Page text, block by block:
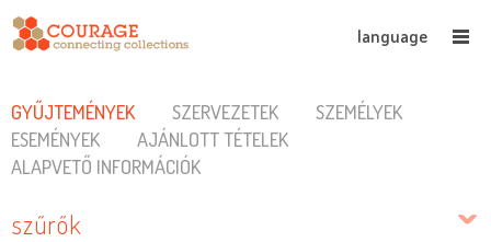
language
GYŰJTEMÉNYEK SZERVEZETEK
SZEMÉLYEK
ESEMÉNYEK
AJÁNLOTT TÉTELEK
ALAPVETŐ INFORMÁCIÓK
szűrők